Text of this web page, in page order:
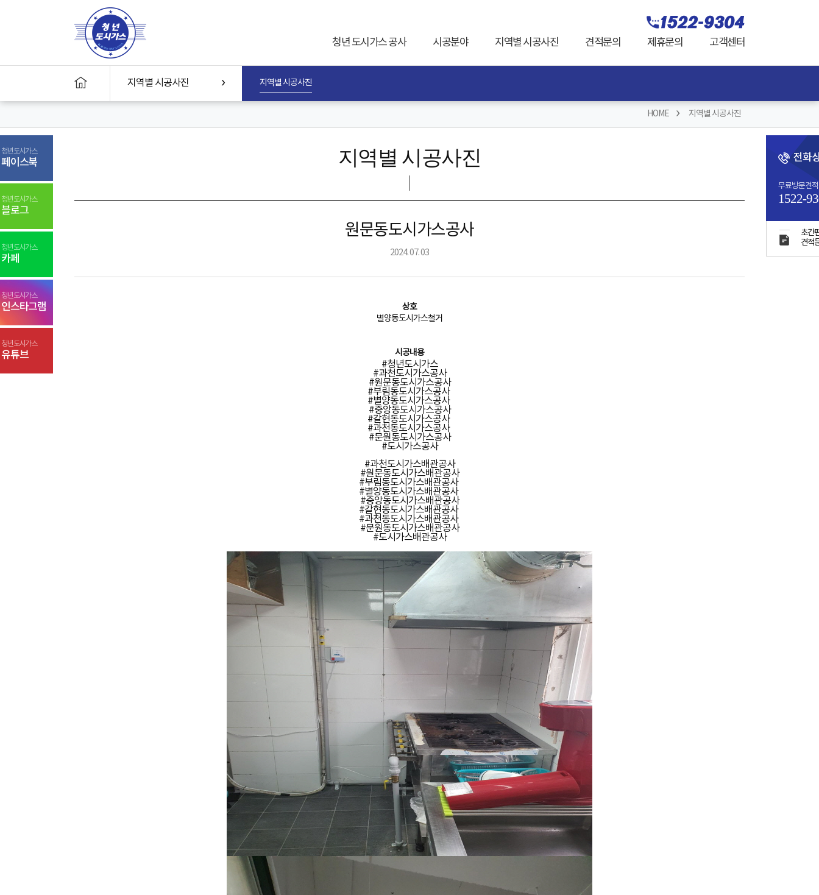
본
로
기
청년도시가스
페이스북
청년도시가스
블로그
청년도시가스
카페
청년도시가스
인스타그램
청년도시가스
유튜브
전화
무료방문견적
1522-
초간
견적
청년 도시가스 공사 시공분야 지역별 시공사진 견적문의 제휴문의 고객센터
지역별 시공사진 지역별 시공사진
HOME 지역별 시공사진
지역별 시공사진
원문동도시가스공사
2024. 07. 03
상호
별양동도시가스철거
시공내용
#청년도시가스
#과천도시가스공사
#원문동도시가스공사
#부림동도시가스공사
#별양동도시가스공사
#중앙동도시가스공사
#갈현동도시가스공사
#과천동도시가스공사
#문원동도시가스공사
#도시가스공사
#과천도시가스배관공사
#원문동도시가스배관공사
#부림동도시가스배관공사
#별양동도시가스배관공사
#중앙동도시가스배관공사
#갈현동도시가스배관공사
#과천동도시가스배관공사
#문원동도시가스배관공사
#도시가스배관공사